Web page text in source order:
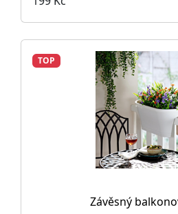
TOP
Závěsný